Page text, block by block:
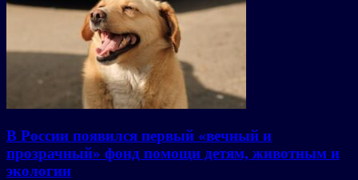
В России появился первый «вечный и
прозрачный» фонд помощи детям, животным и
экологии